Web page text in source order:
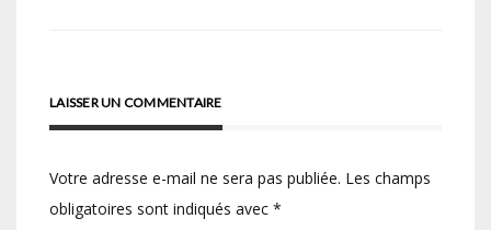
LAISSER UN COMMENTAIRE
Votre adresse e-mail ne sera pas publiée. Les champs
obligatoires sont indiqués avec *